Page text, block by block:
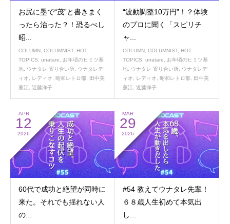
お尻に墨で“茂”と書きまく
ったら治った？！恐るべし
昭...
COLUMN COLUMNIST, HOT
TOPICS
unatare
お年頃のヒミツ基
地
ウナタレ 寄り合い所
ウナタレデ
ィオ
レディオ 昭和レトロ部
田中美
薫江
近藤洋子
“波動調整10万円”！？体験
のプロに聞く「スピリチ
ャ...
COLUMN COLUMNIST, HOT
TOPICS
unatare
お年頃のヒミツ基
地
ウナタレ 寄り合い所
ウナタレデ
ィオ
レディオ 昭和レトロ部
田中美
薫江
近藤洋子
APR
12
2026
60代で成功と絶望が同時に
来た。それでも揺れない人
の...
MAR
29
2026
#54 教えてウナタレ先輩！
６８歳人生初めて本気出
し...